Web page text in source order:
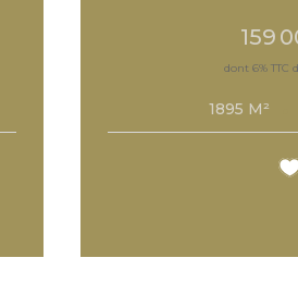
159
dont 6% TTC
1895 M²